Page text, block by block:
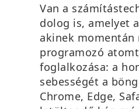
Van a
dolog is, amelyet
akinek momentán
programozó
foglalkozása: a
sebességét a
Chrome, Edge,